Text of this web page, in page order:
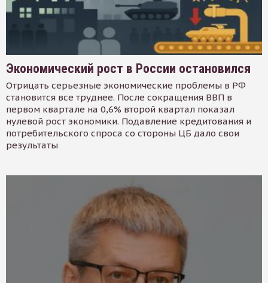
Экономический рост в России остановился
Отрицать серьезные экономические проблемы в РФ
становится все труднее. После сокращения ВВП в
первом квартале на 0,6% второй квартал показал
нулевой рост экономики. Подавление кредитования и
потребительского спроса со стороны ЦБ дало свои
результаты